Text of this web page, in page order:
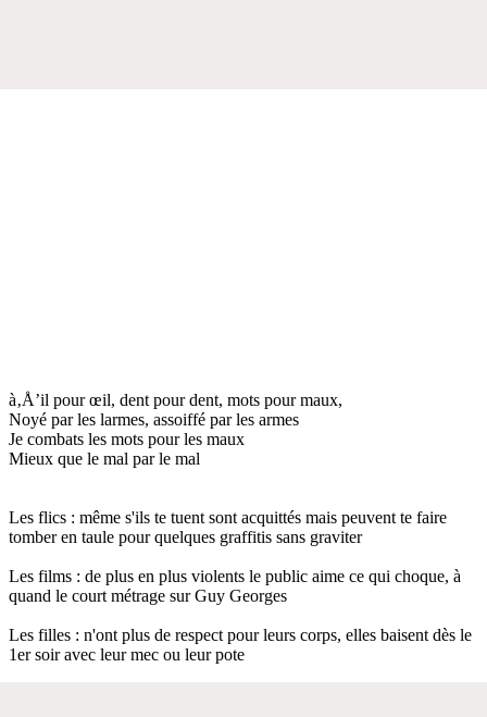
à‚Å’il pour œil, dent pour dent, mots pour maux,
Noyé par les larmes, assoiffé par les armes
Je combats les mots pour les maux
Mieux que le mal par le mal
Les flics : même s'ils te tuent sont acquittés mais peuvent te faire
tomber en taule pour quelques graffitis sans graviter
Les films : de plus en plus violents le public aime ce qui choque, à
quand le court métrage sur Guy Georges
Les filles : n'ont plus de respect pour leurs corps, elles baisent dès le
1er soir avec leur mec ou leur pote